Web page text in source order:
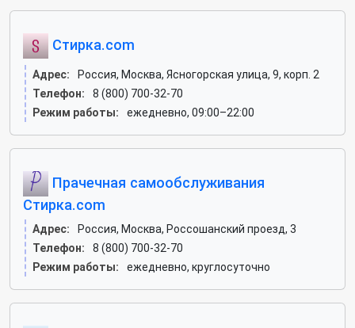
Стирка.com
Адрес:
Россия, Москва, Ясногорская улица, 9, корп. 2
Телефон:
8 (800) 700-32-70
Режим работы:
ежедневно, 09:00–22:00
Прачечная самообслуживания
Стирка.com
Адрес:
Россия, Москва, Россошанский проезд, 3
Телефон:
8 (800) 700-32-70
Режим работы:
ежедневно, круглосуточно